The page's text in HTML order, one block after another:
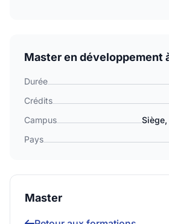
Master en développement
Durée
Crédits
Campus
Pays
Master